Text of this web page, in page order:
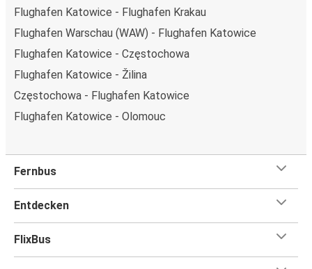
Flughafen Katowice - Flughafen Krakau
Flughafen Warschau (WAW) - Flughafen Katowice
Flughafen Katowice - Częstochowa
Flughafen Katowice - Žilina
Częstochowa - Flughafen Katowice
Flughafen Katowice - Olomouc
Fernbus
Entdecken
FlixBus